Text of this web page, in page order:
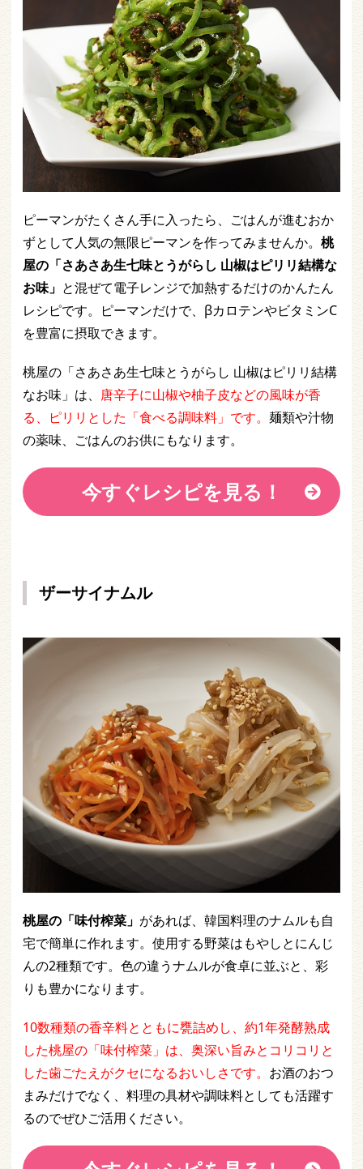
ピーマンがたくさん手に入ったら、ごはんが進むおか
ずとして人気の無限ピーマンを作ってみませんか。 桃
屋の「さあさあ生七味とうがらし 山椒はピリリ結構な
お味」 と混ぜて電子レンジで加熱するだけのかんたん
レシピです。ピーマンだけで、βカロテンやビタミンC
を豊富に摂取できます。
桃屋の「さあさあ生七味とうがらし 山椒はピリリ結構
なお味」は、 唐辛子に山椒や柚子皮などの風味が香
る、ピリリとした「食べる調味料」です。 麺類や汁物
の薬味、ごはんのお供にもなります。
今すぐレシピを見る！
ザーサイナムル
桃屋の「味付榨菜」 があれば、韓国料理のナムルも自
宅で簡単に作れます。使用する野菜はもやしとにんじ
んの2種類です。色の違うナムルが食卓に並ぶと、彩
りも豊かになります。
10数種類の香辛料とともに甕詰めし、約1年発酵熟成
した桃屋の「味付榨菜」は、奥深い旨みとコリコリと
した歯ごたえがクセになるおいしさです。 お酒のおつ
まみだけでなく、料理の具材や調味料としても活躍す
るのでぜひご活用ください。